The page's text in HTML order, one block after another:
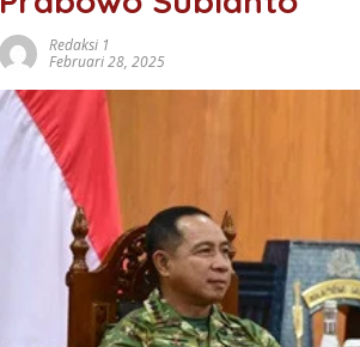
Redaksi 1
Februari 28, 2025